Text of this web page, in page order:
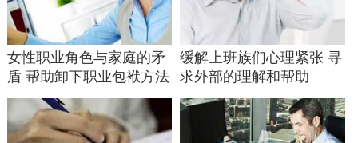
女性职业角色与家庭的矛
盾 帮助卸下职业包袱方法
缓解上班族们心理紧张 寻
求外部的理解和帮助